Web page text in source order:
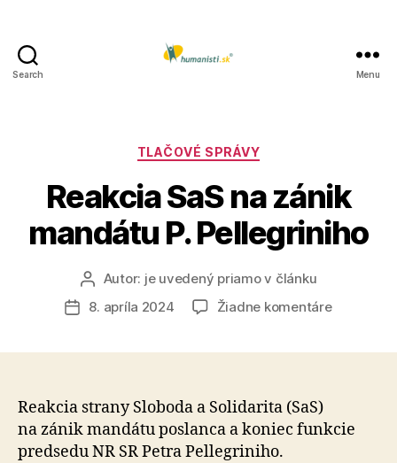
Search Menu
Kategórie
TLAČOVÉ SPRÁVY
Reakcia SaS na zánik
mandátu P. Pellegriniho
Autor
článku
Autor: je uvedený priamo v článku
Dátum
8. apríla 2024 Žiadne komentárena
P.
Reakcia strany Sloboda a Solidarita (SaS)
na zánik mandátu poslanca a koniec funkcie
predsedu NR SR Petra Pellegri­niho.